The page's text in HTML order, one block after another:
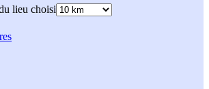
lieu choisi